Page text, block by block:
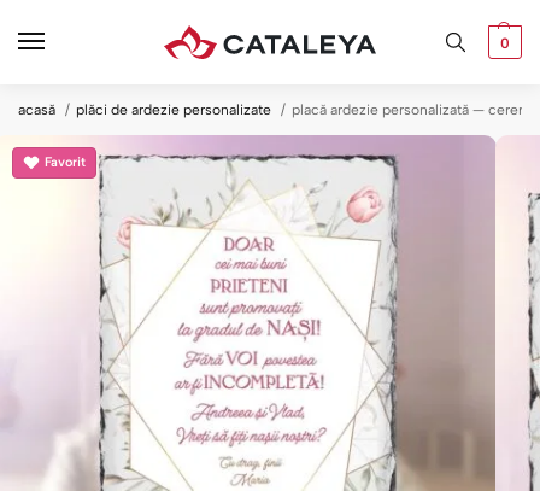
0
acasă plăci de ardezie personalizate placă ardezie personalizată — cerere
Favorit